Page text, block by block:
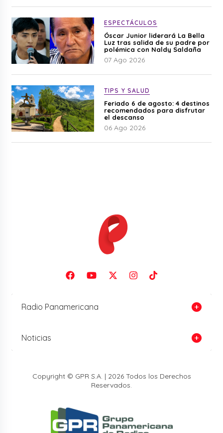
ESPECTÁCULOS
Óscar Junior liderará La Bella
Luz tras salida de su padre por
polémica con Naldy Saldaña
07 Ago 2026
TIPS Y SALUD
Feriado 6 de agosto: 4 destinos
recomendados para disfrutar
el descanso
06 Ago 2026
Radio Panamericana
Noticias
Copyright © GPR S.A. | 2026 Todos los Derechos
Reservados.